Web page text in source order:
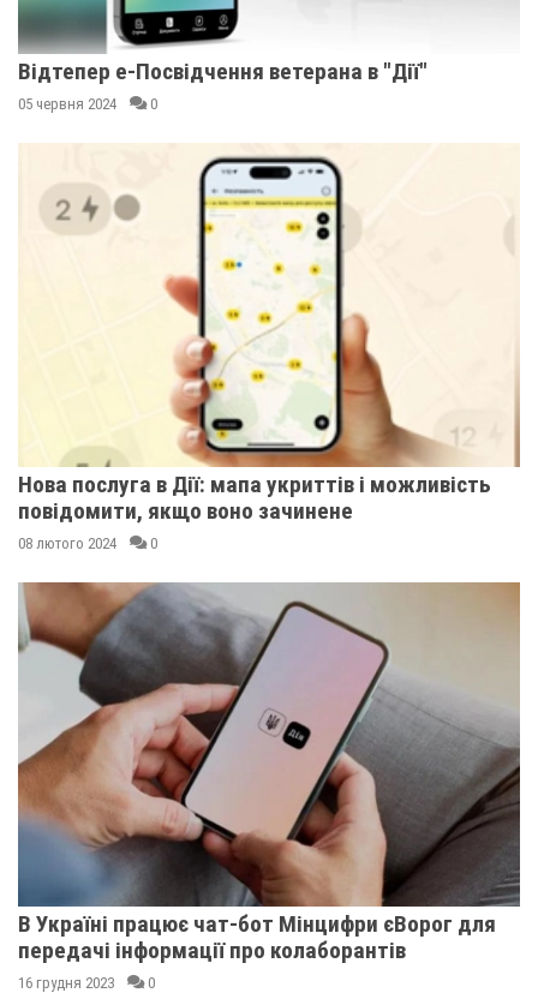
Відтепер е-Посвідчення ветерана в "Дії"
05 червня 2024 0
Нова послуга в Дії: мапа укриттів і можливість
повідомити, якщо воно зачинене
08 лютого 2024 0
В Україні працює чат-бот Мінцифри єВорог для
передачі інформації про колаборантів
16 грудня 2023 0